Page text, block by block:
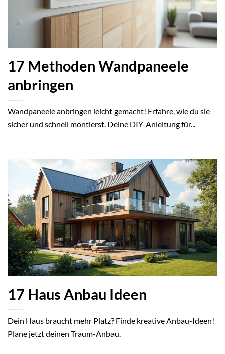
17 Methoden Wandpaneele
anbringen
Wandpaneele anbringen leicht gemacht! Erfahre, wie du sie
sicher und schnell montierst. Deine DIY-Anleitung für...
17 Haus Anbau Ideen
Dein Haus braucht mehr Platz? Finde kreative Anbau-Ideen!
Plane jetzt deinen Traum-Anbau.